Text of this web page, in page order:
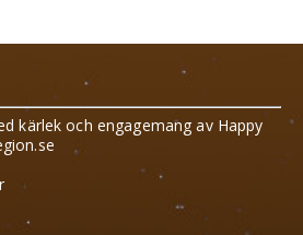
kärlek och engagemang av Happy